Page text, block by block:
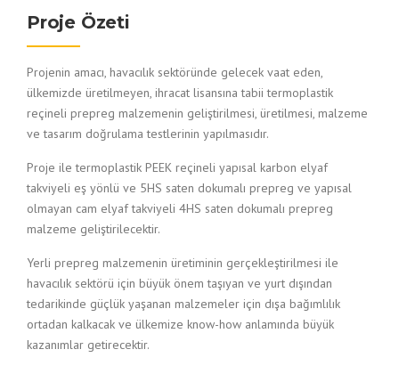
Proje Özeti
Projenin amacı, havacılık sektöründe gelecek vaat eden,
ülkemizde üretilmeyen, ihracat lisansına tabii termoplastik
reçineli prepreg malzemenin geliştirilmesi, üretilmesi, malzeme
ve tasarım doğrulama testlerinin yapılmasıdır.
Proje ile termoplastik PEEK reçineli yapısal karbon elyaf
takviyeli eş yönlü ve 5HS saten dokumalı prepreg ve yapısal
olmayan cam elyaf takviyeli 4HS saten dokumalı prepreg
malzeme geliştirilecektir.
Yerli prepreg malzemenin üretiminin gerçekleştirilmesi ile
havacılık sektörü için büyük önem taşıyan ve yurt dışından
tedarikinde güçlük yaşanan malzemeler için dışa bağımlılık
ortadan kalkacak ve ülkemize know-how anlamında büyük
kazanımlar getirecektir.